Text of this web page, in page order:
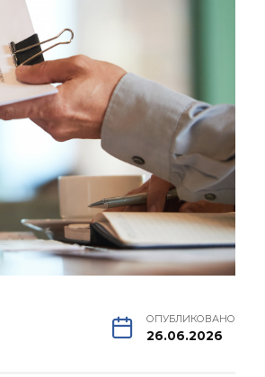
ОПУБЛИКОВАНО
26.06.2026